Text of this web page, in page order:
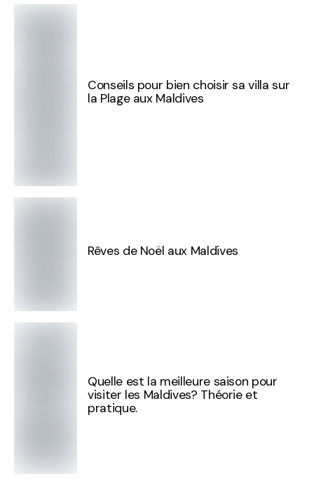
Conseils pour bien choisir sa villa sur
la Plage aux Maldives
Rêves de Noël aux Maldives
Quelle est la meilleure saison pour
visiter les Maldives? Théorie et
pratique.